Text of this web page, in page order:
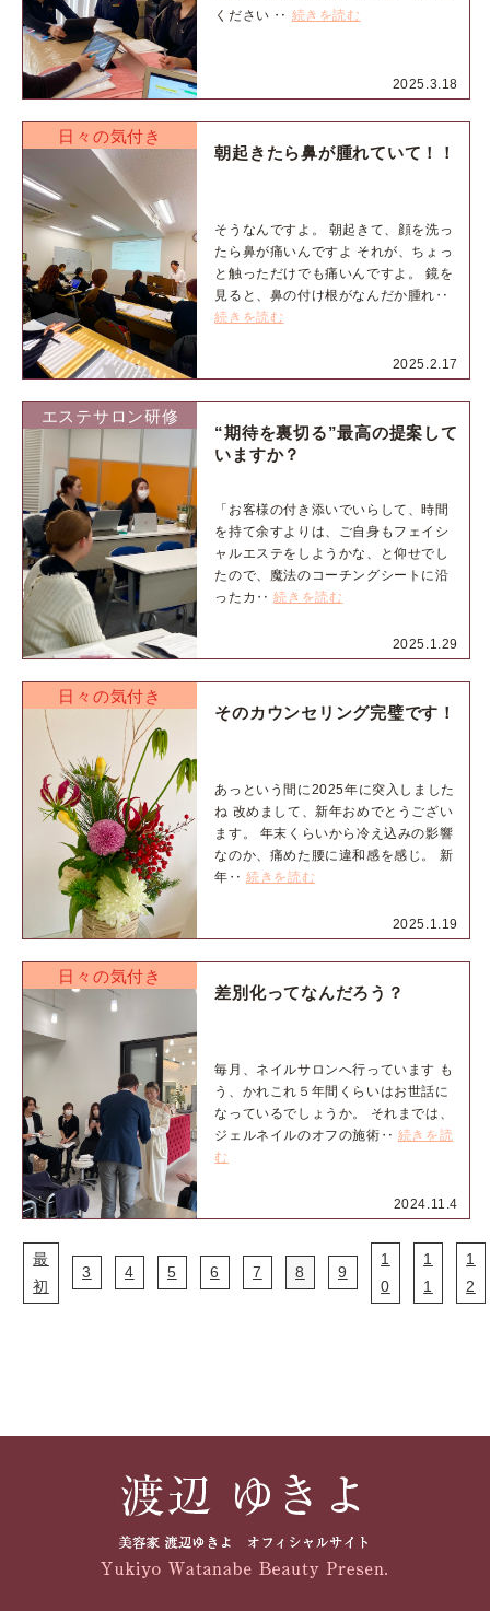
2025.3.18
ください ‥ 続きを読む
日々の気付き
2025.2.17
朝起きたら鼻が腫れていて！！
そうなんですよ。 朝起きて、顔を洗っ
たら鼻が痛いんですよ それが、ちょっ
と触っただけでも痛いんですよ。 鏡を
見ると、鼻の付け根がなんだか腫れ‥
続きを読む
エステサロン研修
2025.1.29
“期待を裏切る”最高の提案して
いますか？
「お客様の付き添いでいらして、時間
を持て余すよりは、ご自身もフェイシ
ャルエステをしようかな、と仰せでし
たので、魔法のコーチングシートに沿
ったカ‥続きを読む
日々の気付き
2025.1.19
そのカウンセリング完璧です！
あっという間に2025年に突入しました
ね 改めまして、新年おめでとうござい
ます。 年末くらいから冷え込みの影響
なのか、痛めた腰に違和感を感じ。 新
年‥続きを読む
日々の気付き
2024.11.4
差別化ってなんだろう？
毎月、ネイルサロンへ行っています も
う、かれこれ５年間くらいはお世話に
なっているでしょうか。 それまでは、
ジェルネイルのオフの施術‥ 続きを読
む
最
初
3 4 5 6 7 8 9
1
0
1
1
1
2